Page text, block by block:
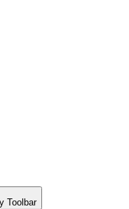
Toolbar